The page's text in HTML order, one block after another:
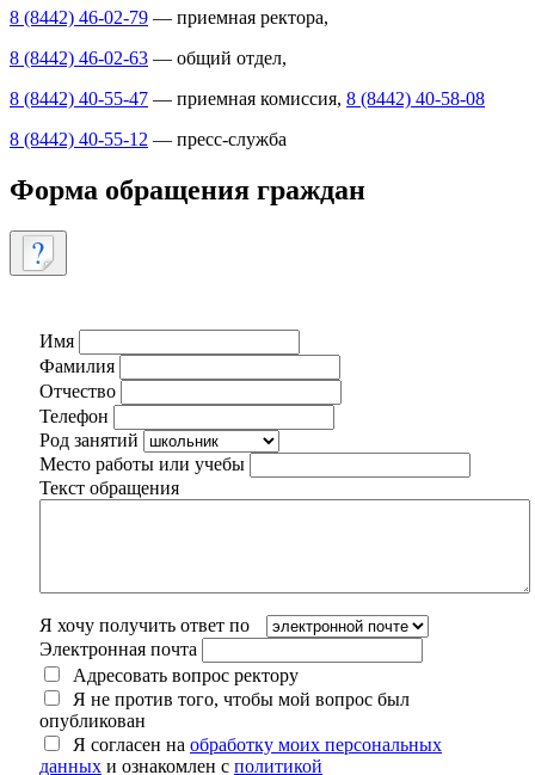
8 (8442) 46-02-79 — приемная ректора,
8 (8442) 46-02-63 — общий отдел,
8 (8442) 40-55-47 — приемная комиссия, 8 (8442) 40-58-08
8 (8442) 40-55-12 — пресс-служба
Форма обращения граждан
Имя
Фамилия
Отчество
Телефон
Род занятий
Место работы или учебы
Текст обращения
Я хочу получить ответ по
Электронная почта
Адресовать вопрос ректору
Я не против того, чтобы мой вопрос был
опубликован
Я согласен на обработку моих персональных
данных и ознакомлен с политикой